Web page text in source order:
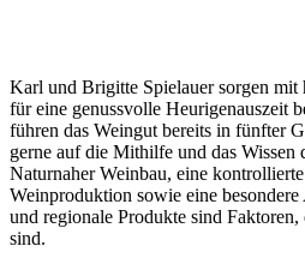
Karl und Brigitte Spielauer sorgen mit
für eine genussvolle Heurigenauszeit
führen das Weingut bereits in fünfter
gerne auf die Mithilfe und das Wissen
Naturnaher Weinbau, eine
Weinproduktion sowie eine
und regionale Produkte sind
sind.